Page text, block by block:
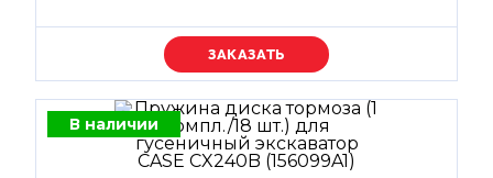
Уточняйте цену
В наличии